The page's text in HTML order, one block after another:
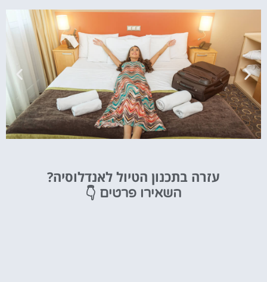
מציאת מלון
עזרה בתכנון הטיול לאנדלוסיה?
השאירו פרטים 👇